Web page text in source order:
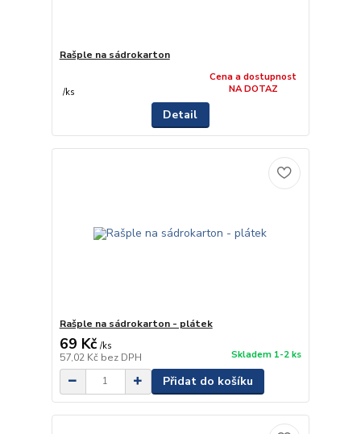
Rašple na sádrokarton
/ks
Cena a dostupnost
NA DOTAZ
Detail
Rašple na sádrokarton - plátek
69 Kč /ks
57,02 Kč bez DPH Skladem 1-2 ks
Přidat do košíku